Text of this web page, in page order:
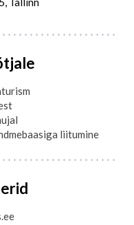
liitumine